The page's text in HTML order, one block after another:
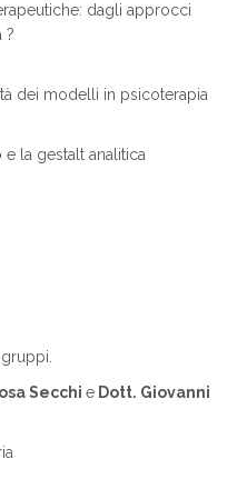
dagli approcci
?
dei modelli in psicoterapia
la gestalt analitica
Secchi e Dott. Giovanni